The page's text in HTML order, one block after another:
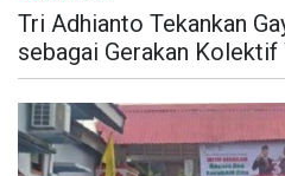
Tri Adhianto Tekankan
sebagai Gerakan